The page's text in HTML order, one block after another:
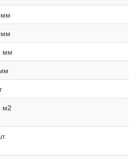
мм
м2